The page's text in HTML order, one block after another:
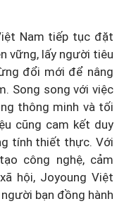
Nam tiếp tục đặt
vững, lấy người tiêu
đổi mới để nâng
Song song với việc
thông minh và tối
cũng cam kết duy
tính thiết thực. Với
công nghệ, cảm
hội, Joyoung Việt
bạn đồng hành